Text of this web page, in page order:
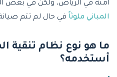
آمنة في الرياض، ولكن في بعض
المباني ملوثاً في حال لم تتم
ما هو نوع نظام تنقية
أستخدمه؟